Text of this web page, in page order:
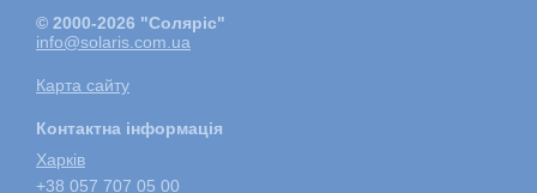
© 2000-2026 "Соляріс"
info@solaris.com.ua
Карта сайту
Контактна інформація
Харкiв
+38 057 707 05 00